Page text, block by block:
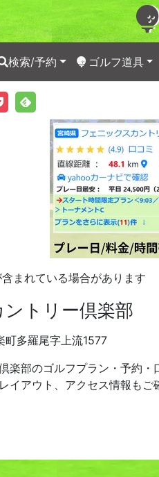
検索/予約 ゴルフ道具
まれている場合があります
トリー倶楽部
町多羅尾字上流1577
楽部のゴルフプラン・予約
イアウト、アクセス情報もご